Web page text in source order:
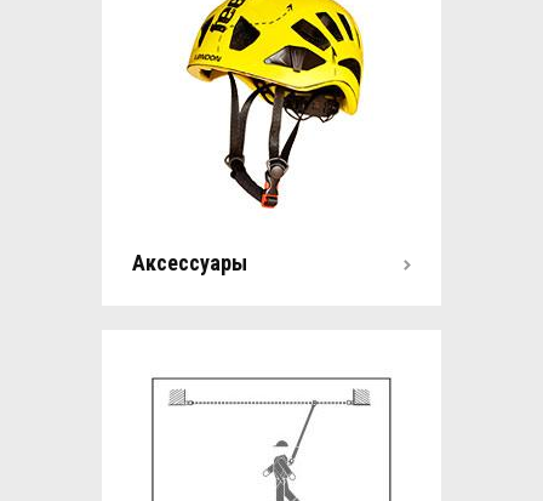
Аксессуары